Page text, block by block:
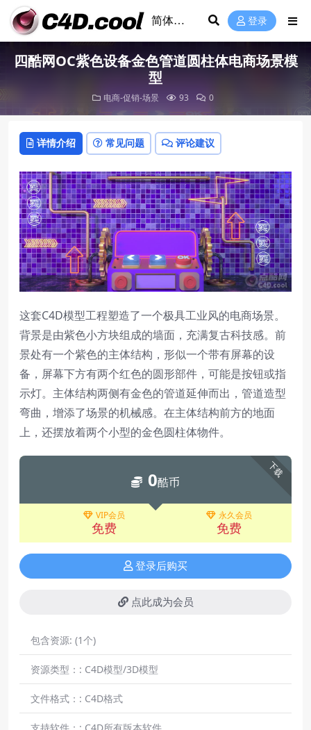
登录
四酷网OC紫色设备金色管道圆柱体电商场景模
型
电商-促销-场景 93 0
详情介绍 常见问题 评论建议
这套C4D模型工程塑造了一个极具工业风的电商场景。
背景是由紫色小方块组成的墙面，充满复古科技感。前
景处有一个紫色的主体结构，形似一个带有屏幕的设
备，屏幕下方有两个红色的圆形部件，可能是按钮或指
示灯。主体结构两侧有金色的管道延伸而出，管道造型
弯曲，增添了场景的机械感。在主体结构前方的地面
上，还摆放着两个小型的金色圆柱体物件。
下载
0酷币
VIP会员
免费
永久会员
免费
登录后购买
点此成为会员
包含资源: (1个)
资源类型：: C4D模型/3D模型
文件格式：: C4D格式